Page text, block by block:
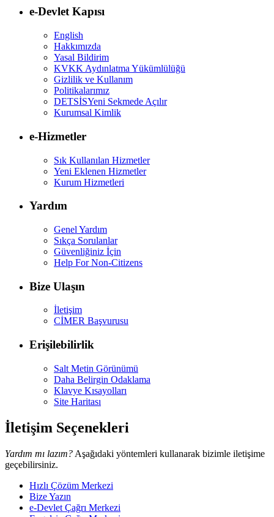
e-Devlet Kapısı
English
Hakkımızda
Yasal Bildirim
KVKK Aydınlatma Yükümlülüğü
Gizlilik ve Kullanım
Politikalarımız
DETSİSYeni Sekmede Açılır
Kurumsal Kimlik
e-Hizmetler
Sık Kullanılan Hizmetler
Yeni Eklenen Hizmetler
Kurum Hizmetleri
Yardım
Genel Yardım
Sıkça Sorulanlar
Güvenliğiniz İçin
Help For Non-Citizens
Bize Ulaşın
İletişim
CİMER Başvurusu
Erişilebilirlik
Salt Metin Görünümü
Daha Belirgin Odaklama
Klavye Kısayolları
Site Haritası
İletişim Seçenekleri
Yardım mı lazım? Aşağıdaki yöntemleri kullanarak bizimle iletişime
geçebilirsiniz.
Hızlı Çözüm Merkezi
Bize Yazın
e-Devlet Çağrı Merkezi